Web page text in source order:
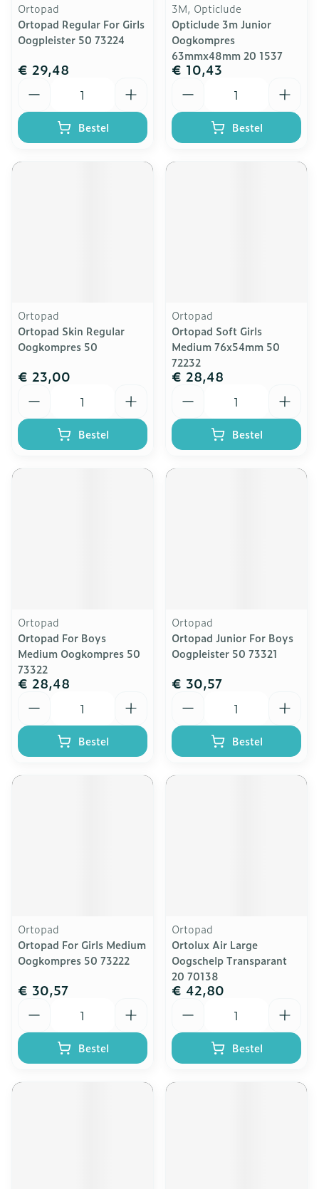
Ortopad
Ortopad Regular For Girls
Oogpleister 50 73224
€ 29,48
Bestel
3M, Opticlude
Opticlude 3m Junior
Oogkompres
63mmx48mm 20 1537
€ 10,43
Bestel
Ortopad
Ortopad Skin Regular
Oogkompres 50
€ 23,00
Bestel
Ortopad
Ortopad Soft Girls
Medium 76x54mm 50
72232
€ 28,48
Bestel
Ortopad
Ortopad For Boys
Medium Oogkompres 50
73322
€ 28,48
Bestel
Ortopad
Ortopad Junior For Boys
Oogpleister 50 73321
€ 30,57
Bestel
Ortopad
Ortopad For Girls Medium
Oogkompres 50 73222
€ 30,57
Bestel
Ortopad
Ortolux Air Large
Oogschelp Transparant
20 70138
€ 42,80
Bestel